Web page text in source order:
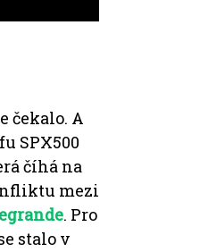
čekalo. A
SPX500
číhá na
mezi
. Pro
stalo v